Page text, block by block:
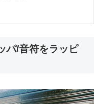
パ/音符をラッピ